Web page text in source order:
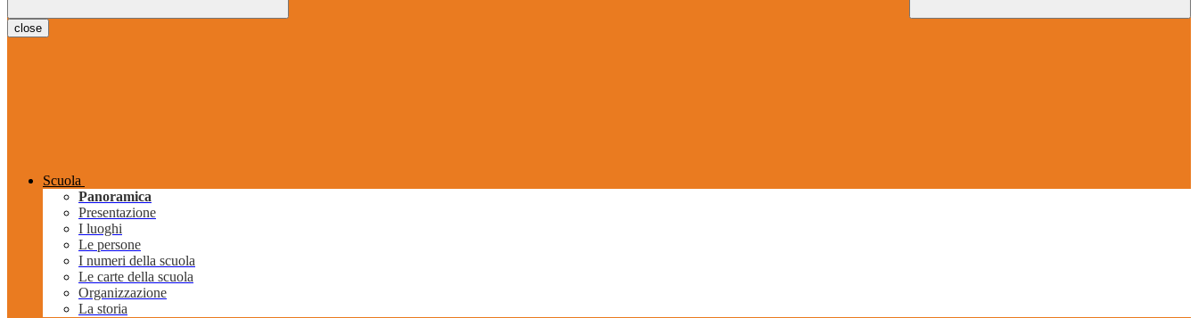
close
Scuola
Panoramica
Presentazione
I luoghi
Le persone
I numeri della scuola
Le carte della scuola
Organizzazione
La storia